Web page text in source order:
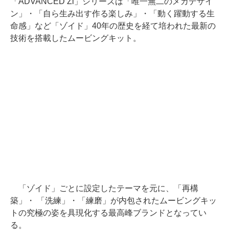
ン」・「自ら生み出す作る楽しみ」・「動く躍動する生
命感」など「ゾイド」40年の歴史を経て培われた最新の
技術を搭載したムービングキット。
「ゾイド」ごとに設定したテーマを元に、「再構
築」・ 「洗練」・「練磨」が内包されたムービングキッ
トの究極の姿を具現化する最高峰ブランドとなってい
る。